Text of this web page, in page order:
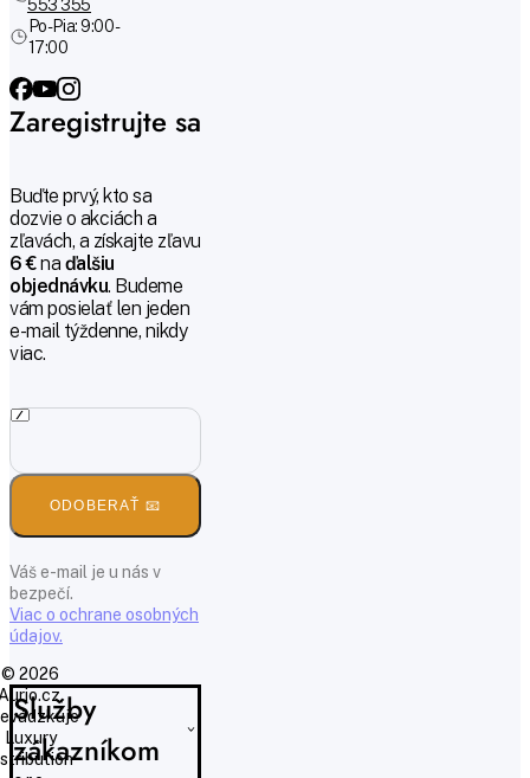
553 355
Po-Pia: 9:00 -
17:00
Služby
zákazníkom
Zaregistrujte sa
Buďte prvý, kto sa
dozvie o akciách a
zľavách, a získajte zľavu
6 €na ďalšiu
objednávku. Budeme
vám posielať len jeden
e-mail týždenne, nikdy
viac.
ODOBERAŤ 📧
Váš e-mail je u nás v
bezpečí.
Viac o ochrane osobných
údajov.
© 2026
Luxury